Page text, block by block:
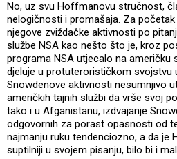
No, uz svu Hoffmanovu stručnost,
nelogičnosti i promašaja. Za
njegove zviždačke aktivnosti po
službe NSA kao nešto što je, kroz
programa NSA utjecalo na američku
djeluje u protuterorističkom svojstvu
Snowdenove aktivnosti nesumnjivo
američkih tajnih službi da vrše svoj
tako i u Afganistanu, izdvajanje
odgovornih za porast opasnosti od
najmanju ruku tendenciozno, a da je
suptilniji u svojem pisanju, bilo bi i